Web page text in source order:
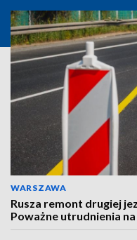
WARSZAWA
Rusza remont drugiej
Poważne utrudnienia